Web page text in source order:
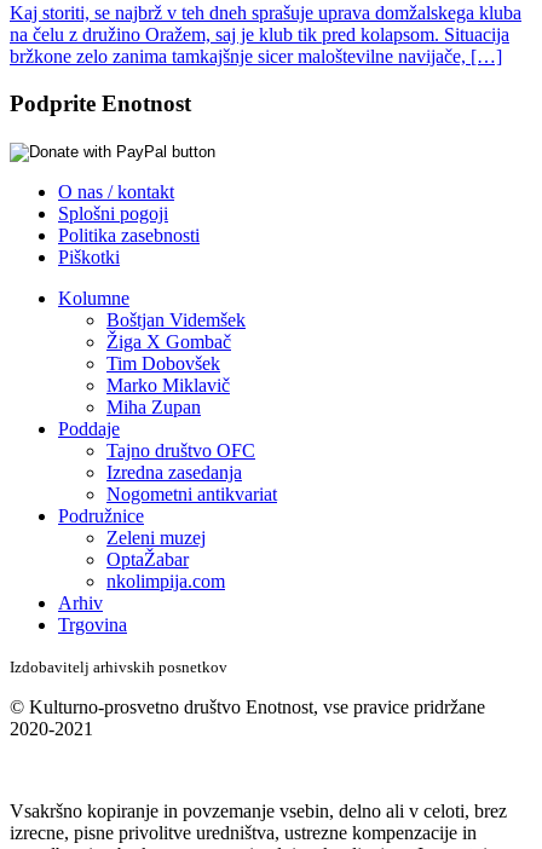
Kaj storiti, se najbrž v teh dneh sprašuje uprava domžalskega kluba
na čelu z družino Oražem, saj je klub tik pred kolapsom. Situacija
bržkone zelo zanima tamkajšnje sicer maloštevilne navijače, […]
Podprite Enotnost
O nas / kontakt
Splošni pogoji
Politika zasebnosti
Piškotki
Kolumne
Boštjan Videmšek
Žiga X Gombač
Tim Dobovšek
Marko Miklavič
Miha Zupan
Poddaje
Tajno društvo OFC
Izredna zasedanja
Nogometni antikvariat
Podružnice
Zeleni muzej
OptaŽabar
nkolimpija.com
Arhiv
Trgovina
Izdobavitelj arhivskih posnetkov
© Kulturno-prosvetno društvo Enotnost, vse pravice pridržane
2020-2021
Vsakršno kopiranje in povzemanje vsebin, delno ali v celoti, brez
izrecne, pisne privolitve uredništva, ustrezne kompenzacije in